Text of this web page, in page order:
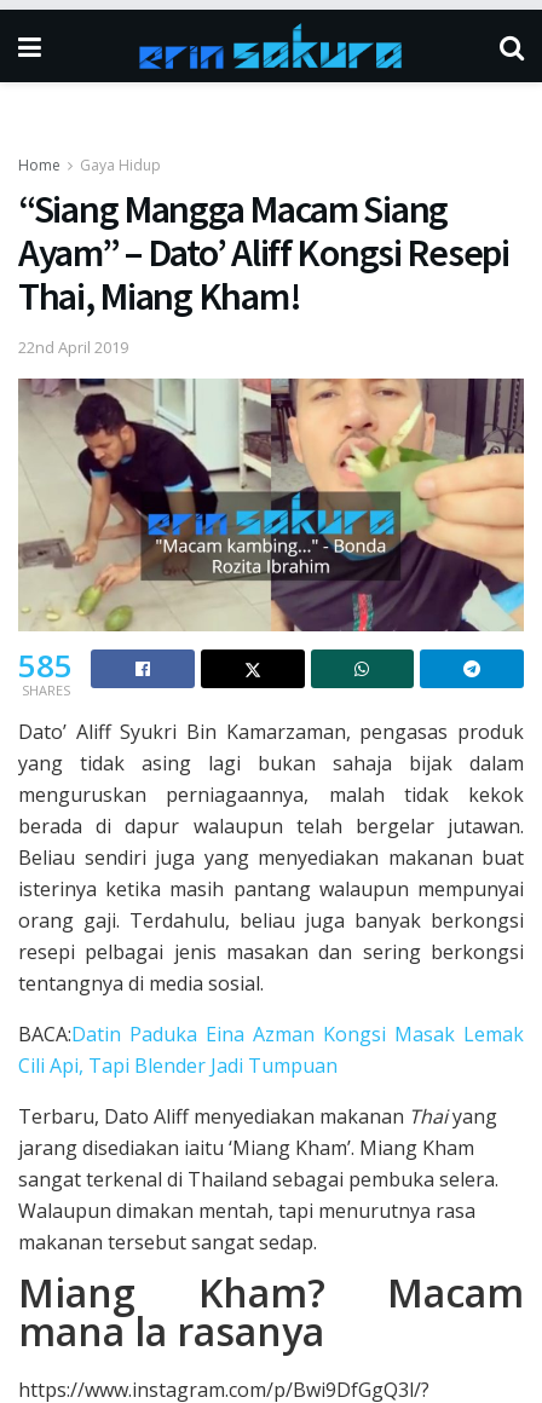
Home Gaya Hidup
“Siang Mangga Macam Siang
Ayam” – Dato’ Aliff Kongsi Resepi
Thai, Miang Kham!
22nd April 2019
585
SHARES
Dato’ Aliff Syukri Bin Kamarzaman, pengasas produk
yang tidak asing lagi bukan sahaja bijak dalam
menguruskan perniagaannya, malah tidak kekok
berada di dapur walaupun telah bergelar jutawan.
Beliau sendiri juga yang menyediakan makanan buat
isterinya ketika masih pantang walaupun mempunyai
orang gaji. Terdahulu, beliau juga banyak berkongsi
resepi pelbagai jenis masakan dan sering berkongsi
tentangnya di media sosial.
BACA:Datin Paduka Eina Azman Kongsi Masak Lemak
Cili Api, Tapi Blender Jadi Tumpuan
Terbaru, Dato Aliff menyediakan makanan Thaiyang
jarang disediakan iaitu ‘Miang Kham’. Miang Kham
sangat terkenal di Thailand sebagai pembuka selera.
Walaupun dimakan mentah, tapi menurutnya rasa
makanan tersebut sangat sedap.
Miang Kham? Macam
mana la rasanya
https://www.instagram.com/p/Bwi9DfGgQ3l/?